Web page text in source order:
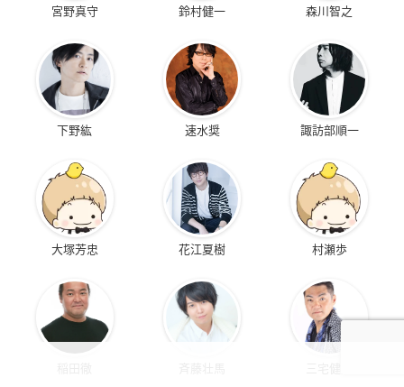
宮野真守 鈴村健一 森川智之
下野紘 速水奨 諏訪部順一
大塚芳忠 花江夏樹 村瀬歩